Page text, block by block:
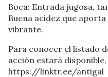
Boca: Entrada jugosa,
Buena acidez que
vibrante.
Para conocer el listado
acción estará
https://linktr.ee/antigal